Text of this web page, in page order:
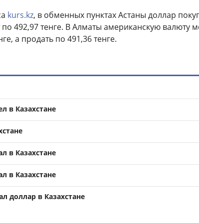
kurs.kz, в обменных пунктах Астаны доллар
по 492,97 тенге. В Алматы американскую валюту
а продать по 491,36 тенге.
в Казахстане
в Казахстане
в Казахстане
доллар в Казахстане